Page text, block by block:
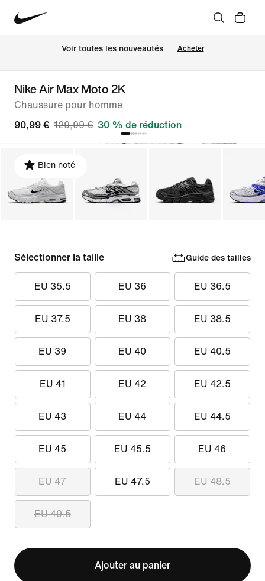
Voir toutes les nouveautés Acheter
Nike Air Max Moto 2K
Chaussure pour homme
90,99 € 129,99 € 30 % de réduction
Bien noté
Sélectionner la taille Guide des tailles
EU 35.5 EU 36 EU 36.5
EU 37.5 EU 38 EU 38.5
EU 39 EU 40 EU 40.5
EU 41 EU 42 EU 42.5
EU 43 EU 44 EU 44.5
EU 45 EU 45.5 EU 46
EU 47 EU 47.5 EU 48.5
EU 49.5
Ajouter au panier